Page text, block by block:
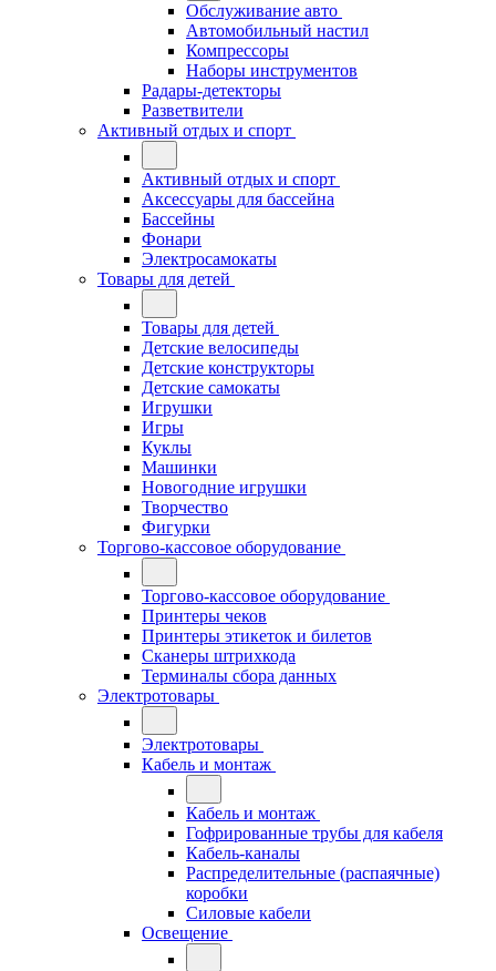
Обслуживание авто
Автомобильный настил
Компрессоры
Наборы инструментов
Радары-детекторы
Разветвители
Активный отдых и спорт
Активный отдых и спорт
Аксессуары для бассейна
Бассейны
Фонари
Электросамокаты
Товары для детей
Товары для детей
Детские велосипеды
Детские конструкторы
Детские самокаты
Игрушки
Игры
Куклы
Машинки
Новогодние игрушки
Творчество
Фигурки
Торгово-кассовое оборудование
Торгово-кассовое оборудование
Принтеры чеков
Принтеры этикеток и билетов
Сканеры штрихкода
Терминалы сбора данных
Электротовары
Электротовары
Кабель и монтаж
Кабель и монтаж
Гофрированные трубы для кабеля
Кабель-каналы
Распределительные (распаячные)
коробки
Силовые кабели
Освещение